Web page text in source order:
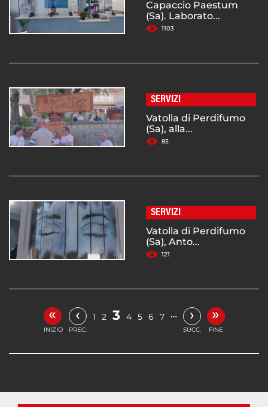
Capaccio Paestum
(Sa). Laborato...
1103
SERVIZI
Vatolla di Perdifumo
(Sa), alla...
85
SERVIZI
Vatolla di Perdifumo
(Sa), Anto...
121
«
INIZIO
‹
PREC.
1 2 3 4 5 6 7 … ›
SUCC.
»
FINE